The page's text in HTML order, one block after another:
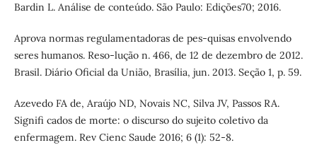
Bardin L. Análise de conteúdo. São Paulo: Edições70; 2016.
Aprova normas regulamentadoras de pes-quisas envolvendo
seres humanos. Reso-lução n. 466, de 12 de dezembro de 2012.
Brasil. Diário Oficial da União, Brasília, jun. 2013. Seção 1, p. 59.
Azevedo FA de, Araújo ND, Novais NC, Silva JV, Passos RA.
Signifi cados de morte: o discurso do sujeito coletivo da
enfermagem. Rev Cienc Saude 2016; 6 (1): 52-8.